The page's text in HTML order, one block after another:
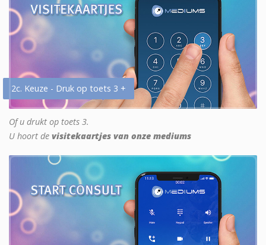
2c. Keuze - Druk op toets 3 +
Of u drukt op toets 3.
U hoort de visitekaartjes van onze mediums